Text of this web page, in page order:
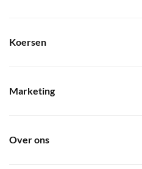
Koersen
Marketing
Over ons